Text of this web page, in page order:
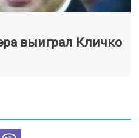
выиграл Кличко